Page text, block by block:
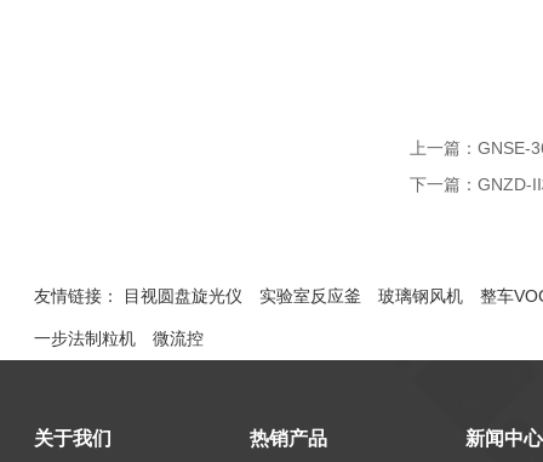
上一篇： GNSE-
下一篇： GNZD-
友情链接： 目视圆盘旋光仪 实验室反应釜 玻璃钢风机 整车
一步法制粒机 微流控
关于我们 热销产品 新闻中心